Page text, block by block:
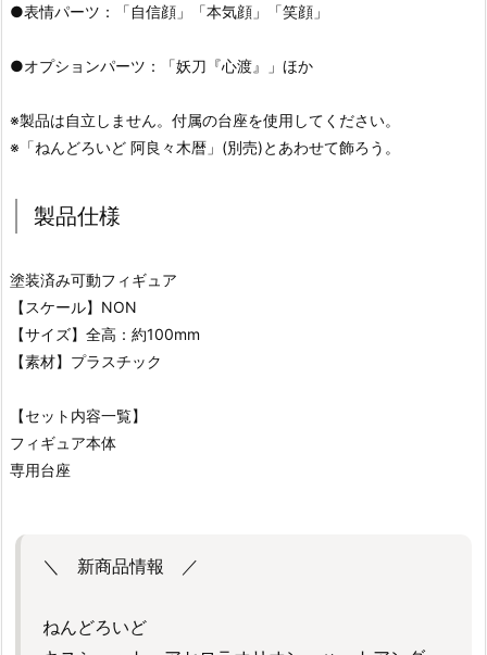
●表情パーツ：「自信顔」「本気顔」「笑顔」
●オプションパーツ：「妖刀『心渡』」ほか
※製品は自立しません。付属の台座を使用してください。
※「ねんどろいど 阿良々木暦」(別売)とあわせて飾ろう。
製品仕様
塗装済み可動フィギュア
【スケール】NON
【サイズ】全高：約100mm
【素材】プラスチック
【セット内容一覧】
フィギュア本体
専用台座
＼ 新商品情報 ／
ねんどろいど